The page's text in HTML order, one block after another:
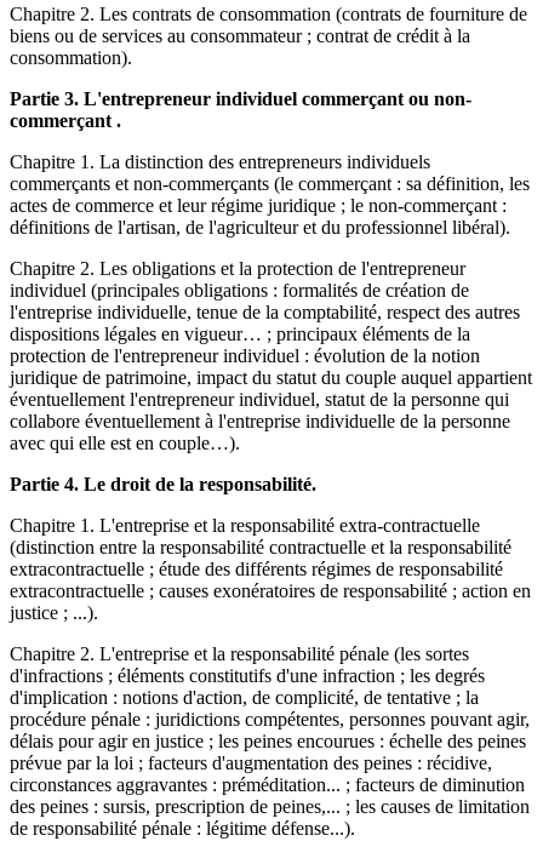
Chapitre 2. Les contrats de consommation (contrats de fourniture de
biens ou de services au consommateur ; contrat de crédit à la
consommation).
Partie 3. L'entrepreneur individuel commerçant ou non-
commerçant .
Chapitre 1. La distinction des entrepreneurs individuels
commerçants et non-commerçants (le commerçant : sa définition, les
actes de commerce et leur régime juridique ; le non-commerçant :
définitions de l'artisan, de l'agriculteur et du professionnel libéral).
Chapitre 2. Les obligations et la protection de l'entrepreneur
individuel (principales obligations : formalités de création de
l'entreprise individuelle, tenue de la comptabilité, respect des autres
dispositions légales en vigueur… ; principaux éléments de la
protection de l'entrepreneur individuel : évolution de la notion
juridique de patrimoine, impact du statut du couple auquel appartient
éventuellement l'entrepreneur individuel, statut de la personne qui
collabore éventuellement à l'entreprise individuelle de la personne
avec qui elle est en couple…).
Partie 4. Le droit de la responsabilité.
Chapitre 1. L'entreprise et la responsabilité extra-contractuelle
(distinction entre la responsabilité contractuelle et la responsabilité
extracontractuelle ; étude des différents régimes de responsabilité
extracontractuelle ; causes exonératoires de responsabilité ; action en
justice ; ...).
Chapitre 2. L'entreprise et la responsabilité pénale (les sortes
d'infractions ; éléments constitutifs d'une infraction ; les degrés
d'implication : notions d'action, de complicité, de tentative ; la
procédure pénale : juridictions compétentes, personnes pouvant agir,
délais pour agir en justice ; les peines encourues : échelle des peines
prévue par la loi ; facteurs d'augmentation des peines : récidive,
circonstances aggravantes : préméditation... ; facteurs de diminution
des peines : sursis, prescription de peines,... ; les causes de limitation
de responsabilité pénale : légitime défense...).